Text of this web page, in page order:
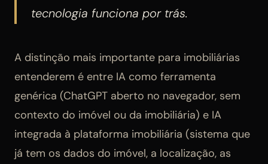
tecnologia funciona por trás.
A distinção mais importante para imobiliárias
entenderem é entre IA como ferramenta
genérica (ChatGPT aberto no navegador, sem
contexto do imóvel ou da imobiliária) e IA
integrada à plataforma imobiliária (sistema que
já tem os dados do imóvel, a localização, as